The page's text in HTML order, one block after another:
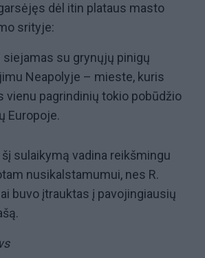
dėl itin plataus masto
srityje:
siejamas su grynųjų pinigų
Neapolyje – mieste, kuris
vienu pagrindinių tokio pobūdžio
Europoje.
sulaikymą vadina reikšmingu
nusikalstamumui, nes R.
buvo įtrauktas į pavojingiausių